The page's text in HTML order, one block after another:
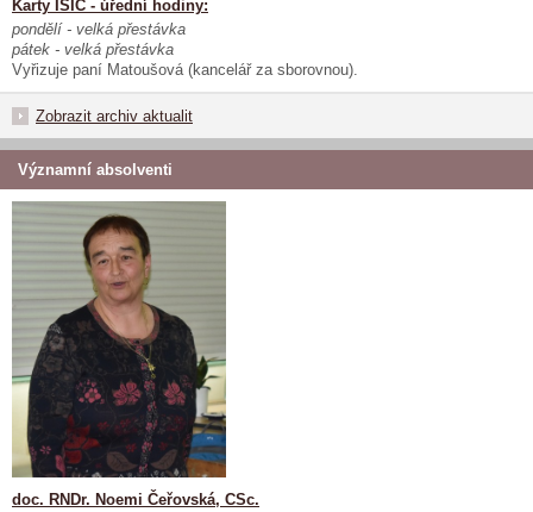
Karty ISIC - úřední hodiny:
pondělí - velká přestávka
pátek - velká přestávka
Vyřizuje paní Matoušová (kancelář za sborovnou).
Zobrazit archiv aktualit
Významní absolventi
doc. RNDr. Noemi Čeřovská, CSc.